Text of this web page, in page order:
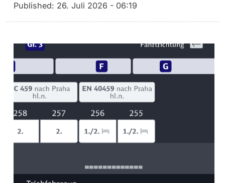
Published: 26. Juli 2026 - 06:19